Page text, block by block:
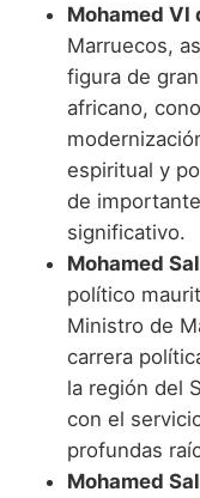
Mohamed VI
Marruecos,
figura de
africano,
espiritual y
de
significativo.
Mohamed
político
Ministro de
carrera
la región del
con el
profundas
Mohamed